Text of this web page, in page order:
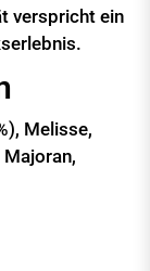
verspricht ein
Melisse,